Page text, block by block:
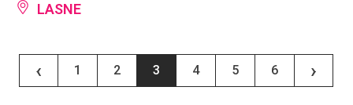
LASNE
‹ 1 2 3 4 5 6 ›